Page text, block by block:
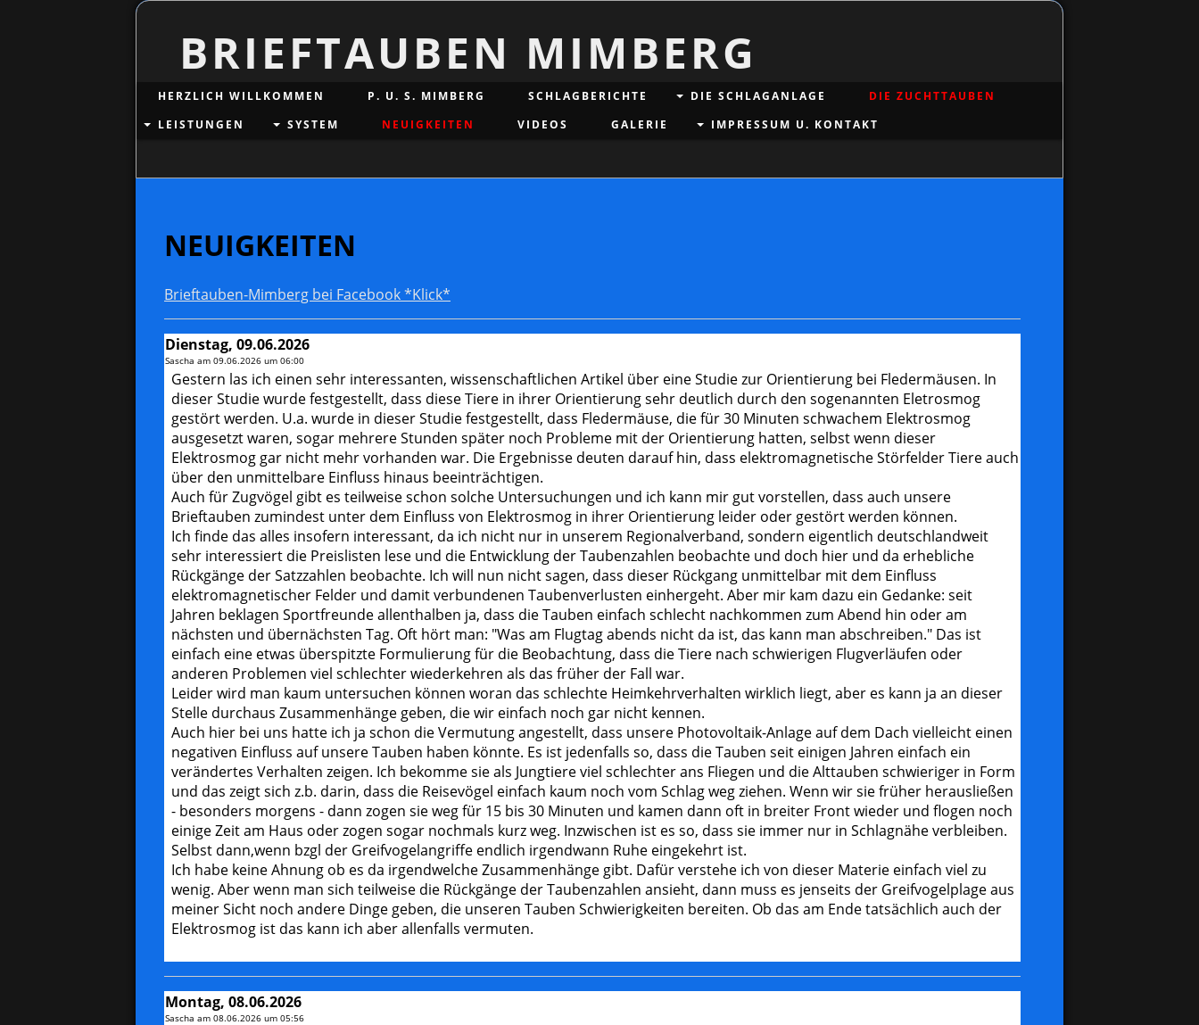
BRIEFTAUBEN MIMBERG
HERZLICH WILLKOMMEN P. U. S. MIMBERG SCHLAGBERICHTE DIE SCHLAGANLAGE
DIE ZUCHTTAUBEN
LEISTUNGEN
SYSTEM NEUIGKEITEN VIDEOS GALERIE IMPRESSUM U. KONTAKT
NEUIGKEITEN
Brieftauben-Mimberg bei Facebook *Klick*
Dienstag, 09.06.2026
Sascha am 09.06.2026 um 06:00
Gestern las ich einen sehr interessanten, wissenschaftlichen Artikel über eine Studie zur Orientierung bei Fledermäusen. In
dieser Studie wurde festgestellt, dass diese Tiere in ihrer Orientierung sehr deutlich durch den sogenannten Eletrosmog
gestört werden. U.a. wurde in dieser Studie festgestellt, dass Fledermäuse, die für 30 Minuten schwachem Elektrosmog
ausgesetzt waren, sogar mehrere Stunden später noch Probleme mit der Orientierung hatten, selbst wenn dieser
Elektrosmog gar nicht mehr vorhanden war. Die Ergebnisse deuten darauf hin, dass elektromagnetische Störfelder Tiere auch
über den unmittelbare Einfluss hinaus beeinträchtigen.
Auch für Zugvögel gibt es teilweise schon solche Untersuchungen und ich kann mir gut vorstellen, dass auch unsere
Brieftauben zumindest unter dem Einfluss von Elektrosmog in ihrer Orientierung leider oder gestört werden können.
Ich finde das alles insofern interessant, da ich nicht nur in unserem Regionalverband, sondern eigentlich deutschlandweit
sehr interessiert die Preislisten lese und die Entwicklung der Taubenzahlen beobachte und doch hier und da erhebliche
Rückgänge der Satzzahlen beobachte. Ich will nun nicht sagen, dass dieser Rückgang unmittelbar mit dem Einfluss
elektromagnetischer Felder und damit verbundenen Taubenverlusten einhergeht. Aber mir kam dazu ein Gedanke: seit
Jahren beklagen Sportfreunde allenthalben ja, dass die Tauben einfach schlecht nachkommen zum Abend hin oder am
nächsten und übernächsten Tag. Oft hört man: "Was am Flugtag abends nicht da ist, das kann man abschreiben." Das ist
einfach eine etwas überspitzte Formulierung für die Beobachtung, dass die Tiere nach schwierigen Flugverläufen oder
anderen Problemen viel schlechter wiederkehren als das früher der Fall war.
Leider wird man kaum untersuchen können woran das schlechte Heimkehrverhalten wirklich liegt, aber es kann ja an dieser
Stelle durchaus Zusammenhänge geben, die wir einfach noch gar nicht kennen.
Auch hier bei uns hatte ich ja schon die Vermutung angestellt, dass unsere Photovoltaik-Anlage auf dem Dach vielleicht einen
negativen Einfluss auf unsere Tauben haben könnte. Es ist jedenfalls so, dass die Tauben seit einigen Jahren einfach ein
verändertes Verhalten zeigen. Ich bekomme sie als Jungtiere viel schlechter ans Fliegen und die Alttauben schwieriger in Form
und das zeigt sich z.b. darin, dass die Reisevögel einfach kaum noch vom Schlag weg ziehen. Wenn wir sie früher herausließen
- besonders morgens - dann zogen sie weg für 15 bis 30 Minuten und kamen dann oft in breiter Front wieder und flogen noch
einige Zeit am Haus oder zogen sogar nochmals kurz weg. Inzwischen ist es so, dass sie immer nur in Schlagnähe verbleiben.
Selbst dann,wenn bzgl der Greifvogelangriffe endlich irgendwann Ruhe eingekehrt ist.
Ich habe keine Ahnung ob es da irgendwelche Zusammenhänge gibt. Dafür verstehe ich von dieser Materie einfach viel zu
wenig. Aber wenn man sich teilweise die Rückgänge der Taubenzahlen ansieht, dann muss es jenseits der Greifvogelplage aus
meiner Sicht noch andere Dinge geben, die unseren Tauben Schwierigkeiten bereiten. Ob das am Ende tatsächlich auch der
Elektrosmog ist das kann ich aber allenfalls vermuten.
Montag, 08.06.2026
Sascha am 08.06.2026 um 05:56